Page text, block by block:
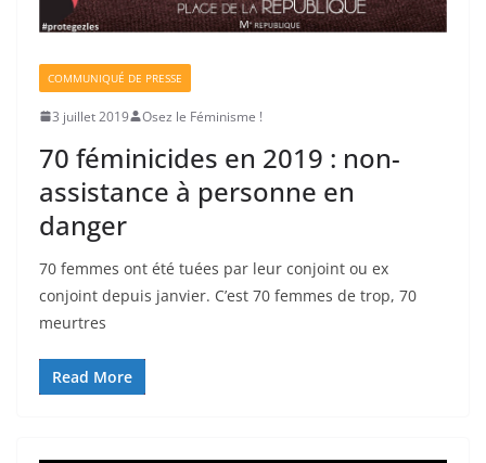
COMMUNIQUÉ DE PRESSE
3 juillet 2019 Osez le Féminisme !
70 féminicides en 2019 : non-
assistance à personne en
danger
70 femmes ont été tuées par leur conjoint ou ex
conjoint depuis janvier. C’est 70 femmes de trop, 70
meurtres
Read More